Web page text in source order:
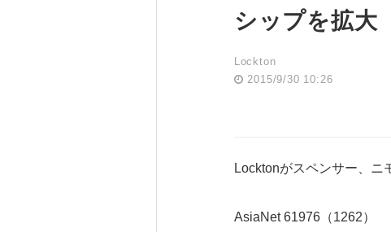
シップを拡大
Lockton
2015/9/30 10:26
Locktonがスペンサー、ニ
AsiaNet 61976（1262）